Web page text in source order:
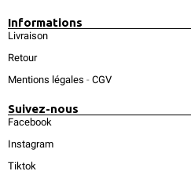
Informations
Livraison
Retour
Mentions légales - CGV
Suivez-nous
Facebook
Instagram
Tiktok